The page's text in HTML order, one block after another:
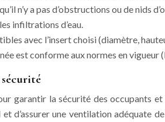
n’y a pas d’obstructions ou de nids
infiltrations d’eau.
avec l’insert choisi (diamètre,
est conforme aux normes en vigueur
garantir la sécurité des
une ventilation adéquate